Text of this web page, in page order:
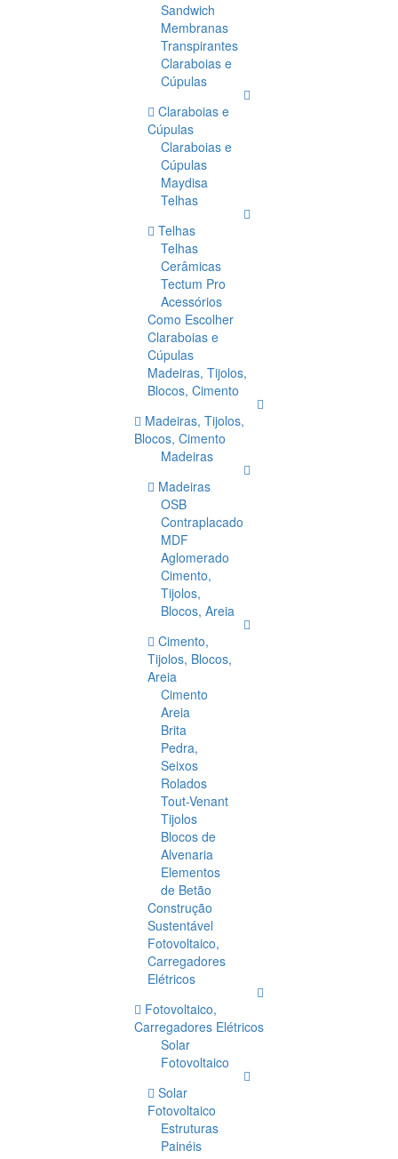
Sandwich
Membranas
Transpirantes
Claraboias e
Cúpulas
Claraboias e
Cúpulas
Claraboias e
Cúpulas
Maydisa
Telhas
Telhas
Telhas
Cerâmicas
Tectum Pro
Acessórios
Como Escolher
Claraboias e
Cúpulas
Madeiras, Tijolos,
Blocos, Cimento
Madeiras, Tijolos,
Blocos, Cimento
Madeiras
Madeiras
OSB
Contraplacado
MDF
Aglomerado
Cimento,
Tijolos,
Blocos, Areia
Cimento,
Tijolos, Blocos,
Areia
Cimento
Areia
Brita
Pedra,
Seixos
Rolados
Tout-Venant
Tijolos
Blocos de
Alvenaria
Elementos
de Betão
Construção
Sustentável
Fotovoltaico,
Carregadores
Elétricos
Fotovoltaico,
Carregadores Elétricos
Solar
Fotovoltaico
Solar
Fotovoltaico
Estruturas
Painéis